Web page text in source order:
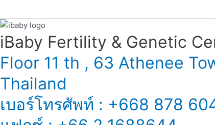
管
婴
儿
（IVF）
准
南
iBaby Fertility & Genetic
Floor 11 th , 63 Athenee
Thailand
เบอร์โทรศัพท์ : +668 878